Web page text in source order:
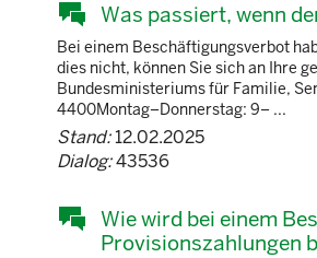
Was passiert, wenn
Bei einem Beschäftigungsverbot
dies nicht, können Sie sich an Ihre
Bundesministeriums für Familie,
4400Montag–Donnerstag: 9– ...
Stand:12.02.2025
Dialog:43536
Wie wird bei einem
Provisionszahlungen